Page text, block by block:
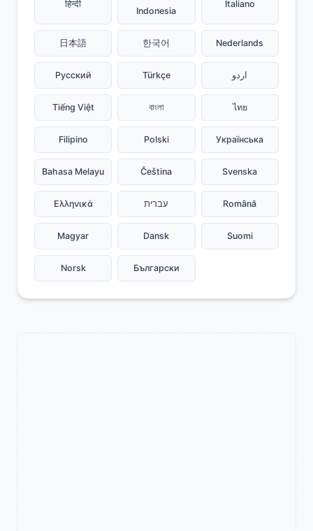
हिन्दी
Indonesia
Italiano
日本語 한국어 Nederlands
Русский Türkçe اردو
Tiếng Việt বাংলা ไทย
Filipino Polski Українська
Bahasa Melayu Čeština Svenska
Ελληνικά עברית Română
Magyar Dansk Suomi
Norsk Български